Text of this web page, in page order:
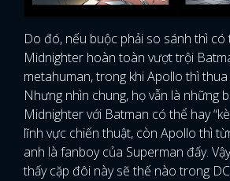
Do đó, nếu buộc phải so sánh thì có
Midnighter hoàn toàn vượt trội
metahuman, trong khi Apollo thì
Nhưng nhìn chung, họ vẫn là những
Midnighter với Batman có thể hay
lĩnh vực chiến thuật, còn Apollo thì
anh là fanboy của Superman đấy.
thấy cặp đôi này sẽ thế nào trong